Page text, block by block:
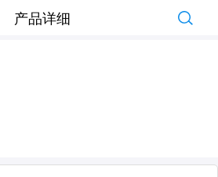
产品详细